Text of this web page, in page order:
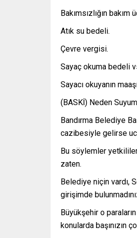
Bakımsızlığın bakım
Atık su bedeli.
Çevre vergisi.
Sayaç okuma bedeli
Sayacı okuyanın
(BASKİ) Neden
Bandırma Belediye
cazibesiyle gelirse
Bu söylemler
zaten.
Belediye niçin vardı,
girişimde
Büyükşehir o
konularda başınızın